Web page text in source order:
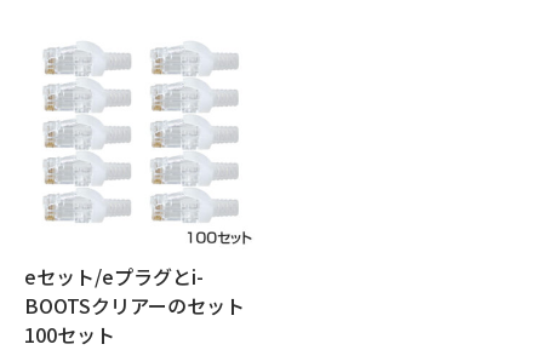
eセット/eプラグとi-
BOOTSクリアーのセット
100セット